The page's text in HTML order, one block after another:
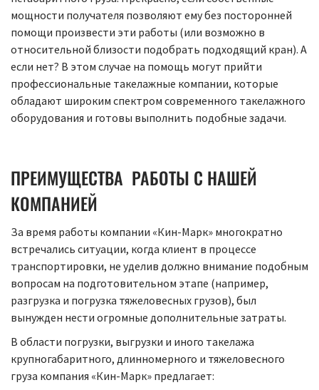
мощности получателя позволяют ему без посторонней
помощи произвести эти работы (или возможно в
относительной близости подобрать подходящий кран). А
если нет? В этом случае на помощь могут прийти
профессиональные такелажные компании, которые
обладают широким спектром современного такелажного
оборудования и готовы выполнить подобные задачи.
ПРЕИМУЩЕСТВА РАБОТЫ С НАШЕЙ
КОМПАНИЕЙ
За время работы компании «Кин-Марк» многократно
встречались ситуации, когда клиент в процессе
транспортировки, не уделив должно внимание подобным
вопросам на подготовительном этапе (например,
разгрузка и погрузка тяжеловесных грузов), был
вынужден нести огромные дополнительные затраты.
В области погрузки, выгрузки и иного такелажа
крупногабаритного, длинномерного и тяжеловесного
груза компания «Кин-Марк» предлагает: